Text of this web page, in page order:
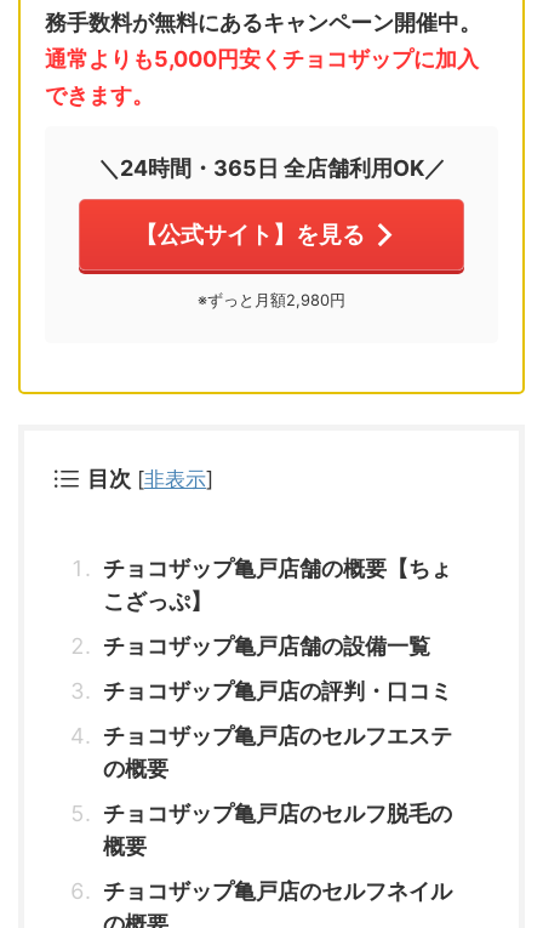
務手数料が無料にあるキャンペーン開催中。
通常よりも5,000円安くチョコザップに加入
できます。
＼24時間・365日 全店舗利用OK／
【公式サイト】を見る
※ずっと月額2,980円
目次 [非表示]
チョコザップ亀戸店舗の概要【ちょ
こざっぷ】
チョコザップ亀戸店舗の設備一覧
チョコザップ亀戸店の評判・口コミ
チョコザップ亀戸店のセルフエステ
の概要
チョコザップ亀戸店のセルフ脱毛の
概要
チョコザップ亀戸店のセルフネイル